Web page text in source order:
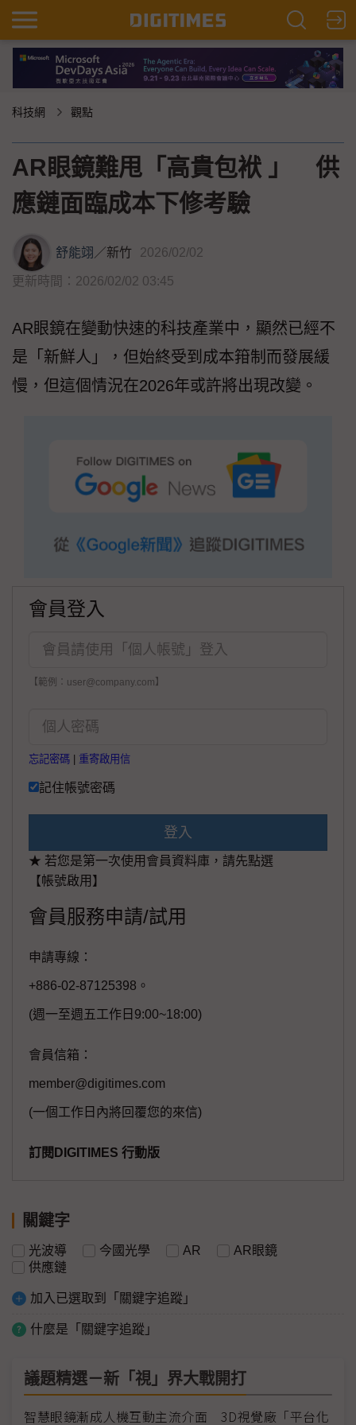
科技網 觀點
AR眼鏡難甩「高貴包袱 」 供
應鏈面臨成本下修考驗
舒能翊 ／新竹 2026/02/02
更新時間：2026/02/02 03:45
AR眼鏡在變動快速的科技產業中，顯然已經不
是「新鮮人」，但始終受到成本箝制而發展緩
慢，但這個情況在2026年或許將出現改變。
會員登入
【範例：user@company.com】
忘記密碼 重寄啟用信
記住帳號密碼
登入
★ 若您是第一次使用會員資料庫，請先點選
【帳號啟用】
會員服務申請/試用
申請專線：
+886-02-87125398。
(週一至週五工作日9:00~18:00)
會員信箱：
member@digitimes.com
(一個工作日內將回覆您的來信)
訂閱DIGITIMES 行動版
關鍵字
光波導 今國光學 AR
AR眼鏡
供應鏈
加入已選取到「關鍵字追蹤」
什麼是「關鍵字追蹤」
議題精選－新「視」界大戰開打
智慧眼鏡漸成人機互動主流介面 3D視覺廠「平台化